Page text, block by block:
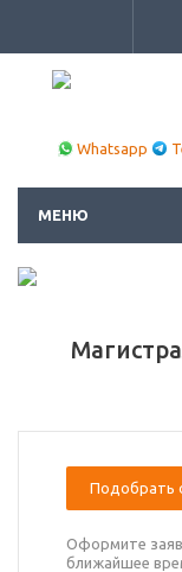
Whatsapp
МЕНЮ
Подобрать
Оформите
ближайшее